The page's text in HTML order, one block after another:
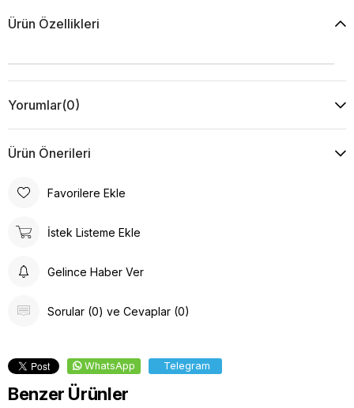
Ürün Özellikleri
Yorumlar(0)
Ürün Önerileri
Favorilere Ekle
İstek Listeme Ekle
Gelince Haber Ver
Sorular (0) ve Cevaplar (0)
WhatsApp Telegram
Benzer Ürünler